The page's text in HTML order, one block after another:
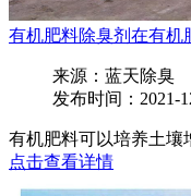
有机肥料除臭剂在有机
来源：蓝天除臭
发布时间：2021-
有机肥料可以培养土壤
点击查看详情